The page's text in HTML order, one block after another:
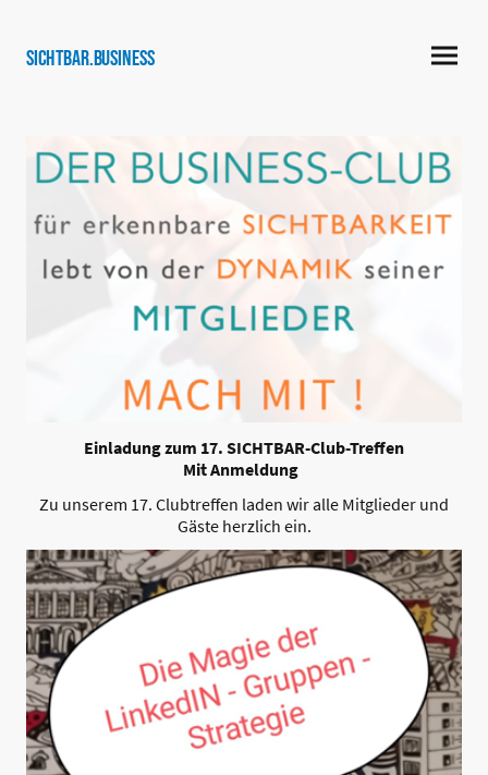
SICHTBAR.business
Einladung zum 17. SICHTBAR-Club-Treffen
Mit Anmeldung
Zu unserem 17. Clubtreffen laden wir alle Mitglieder und
Gäste herzlich ein.